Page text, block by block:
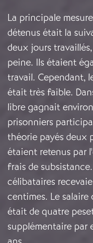
La principale
détenus était la
deux jours
peine. Ils étaient
travail. Cependant,
était très faible.
libre gagnait
prisonniers
théorie payés deux
étaient retenus par
frais de
célibataires
centimes. Le
était de quatre
supplémentaire par